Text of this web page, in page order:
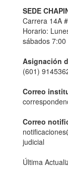
SEDE
Carrera 14A
Horario:
sábados
Asignación
(601)
Correo
Correo
judicial
Última